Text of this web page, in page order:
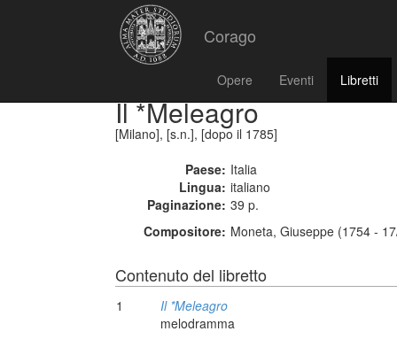
Corago
Opere Eventi Libretti
Il *Meleagro
[Milano], [s.n.], [dopo il 1785]
Paese: Italia
Lingua: italiano
Paginazione: 39 p.
Compositore: Moneta, Giuseppe (1754 -
Contenuto del libretto
1
Il *Meleagro
melodramma